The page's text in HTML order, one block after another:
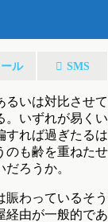
ール SMS
るいは対比させて
。いずれが易くい
すれば過ぎたるは
のも齢を重ねたせ
ろうか。
わっているそう
経由が一般的であ